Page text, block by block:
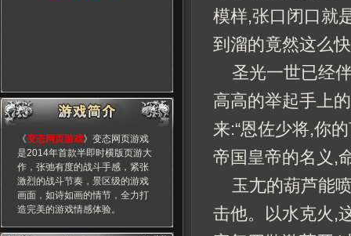
模样,张口闭口就
到溜的竟然这么
圣光一世已经
高高的举起手上
来:“恩佐少将,你
帝国皇帝的名义,
玉尢的葫芦能
击他。以水克火,
《变态网页游戏》变态网页游戏
是2014年首款半即时横版页游大
作，张弛有度的战斗手感，紧张
激烈的战斗节奏，景区级的游戏
画面，如诗如画的情节，全力打
造完美的游戏情感体验。